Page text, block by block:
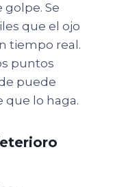
golpe. Se
que el ojo
tiempo real.
puntos
puede
que lo haga.